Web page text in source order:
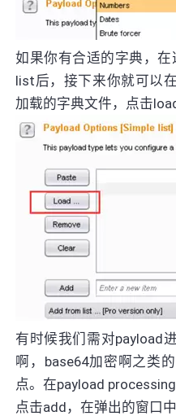
如果你有合适的字典，
list后，接下来你就可以
加载的字典文件，点击
有时候我们需对payload
啊，base64加密啊之类
点。在payload
点击add，在弹出的窗口